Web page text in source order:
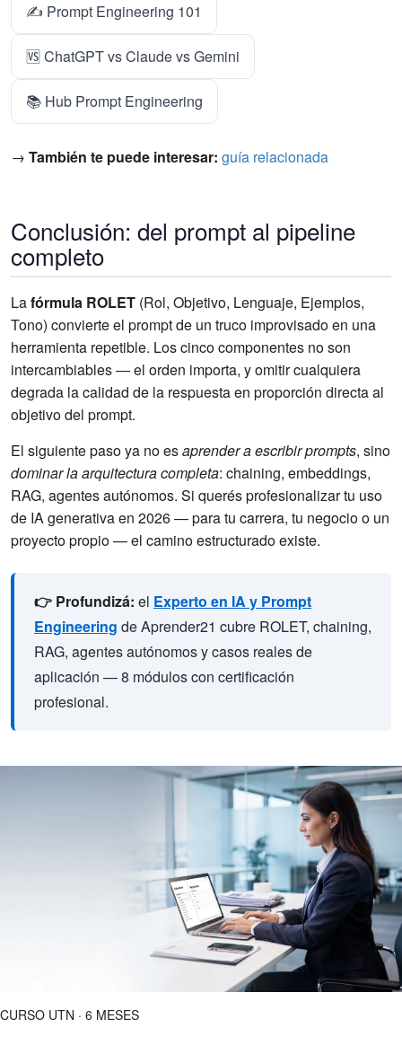
✍️ Prompt Engineering 101
🆚 ChatGPT vs Claude vs Gemini
📚 Hub Prompt Engineering
→ También te puede interesar: guía relacionada
Conclusión: del prompt al pipeline
completo
Lafórmula ROLET (Rol, Objetivo, Lenguaje, Ejemplos,
Tono) convierte el prompt de un truco improvisado en una
herramienta repetible. Los cinco componentes no son
intercambiables — el orden importa, y omitir cualquiera
degrada la calidad de la respuesta en proporción directa al
objetivo del prompt.
El siguiente paso ya no esaprender a escribir prompts, sino
dominar la arquitectura completa: chaining, embeddings,
RAG, agentes autónomos. Si querés profesionalizar tu uso
de IA generativa en 2026 — para tu carrera, tu negocio o un
proyecto propio — el camino estructurado existe.
👉 Profundizá: el Experto en IA y Prompt
Engineering de Aprender21 cubre ROLET, chaining,
RAG, agentes autónomos y casos reales de
aplicación — 8 módulos con certificación
profesional.
CURSO UTN · 6 MESES